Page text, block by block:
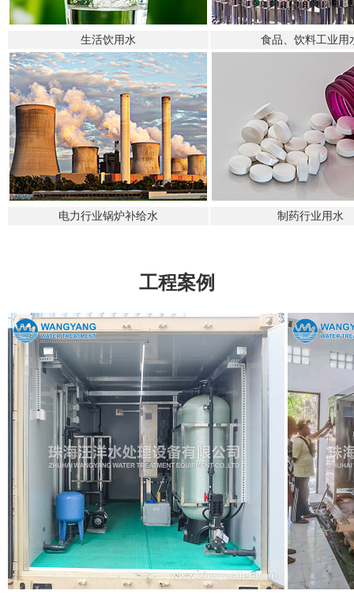
生活饮用水 食品、饮料工业用
电力行业锅炉补给水 制药行业用水
工程案例